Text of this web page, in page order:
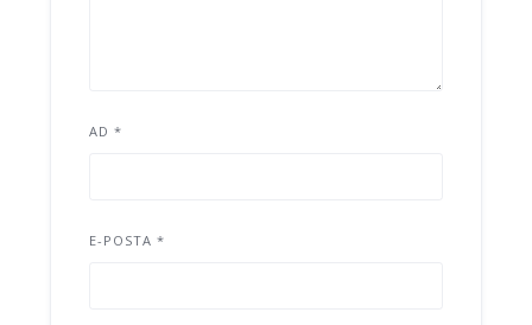
AD *
E-POSTA *